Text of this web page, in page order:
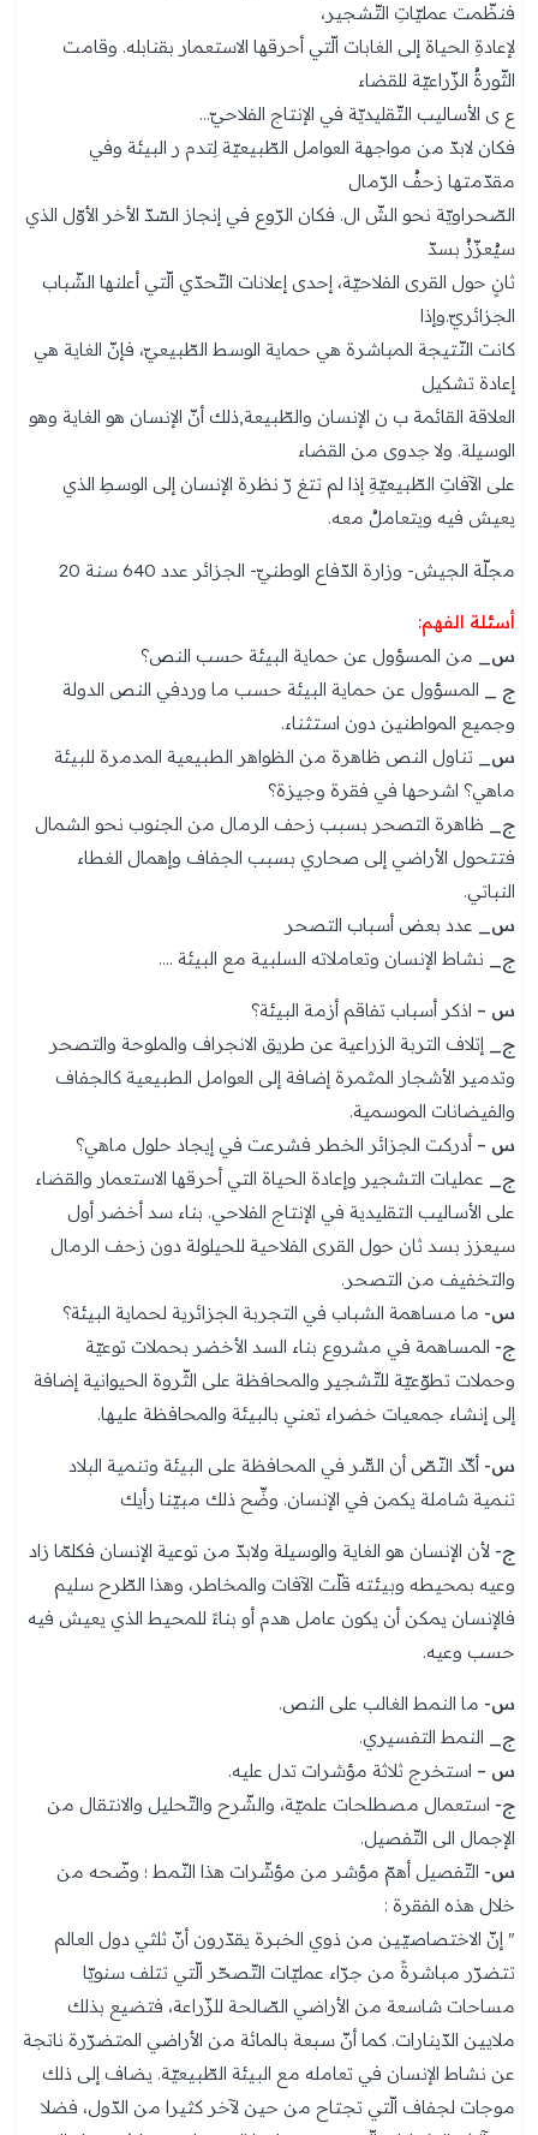
فنظّمت عمليّاتِ التّشجير،
لإعادةِ الحياة إلى الغابات الّتي أحرقها الاستعمار بقنابله. وقامت
الثّورةُ الزّراعيّة للقضاء
ع ى الأساليب التّقليديّة في الإنتاج الفلاحيّ...
فكان لابدّ من مواجهة العوامل الطّبيعيّة لِتدم ر البيئة وفي
مقدّمتها زحفُ الرّمال
الصّحراويّة نحو الشّ ال. فكان الرّوع في إنجاز السّدّ الأخر الأوّل الذي
سيُعزّزُ بسدّ
ثانٍ حول القرى الفلاحيّة، إحدى إعلانات التّحدّي الّتي أعلنها الشّباب
الجزائريّ.وإذا
كانت النّتيجة المباشرة هي حماية الوسط الطّبيعيّ، فإنّ الغاية هي
إعادة تشكيل
العلاقة القائمة ب ن الإنسان والطّبيعة,ذلك أنّ الإنسان هو الغاية وهو
الوسيلة. ولا جدوى من القضاء
على الآفاتِ الطّبيعيّةِ إذا لم تتغ رّ نظرة الإنسان إلى الوسطِ الذي
يعيش فيه ويتعاملُ معه.
مجلّة الجيش- وزارة الدّفاع الوطنيّ- الجزائر عدد 640 سنة 20
أسئلة الفهم:
س_
من المسؤول عن حماية البيئة حسب النص؟
ج _
المسؤول عن حماية البيئة حسب ما وردفي النص الدولة
وجميع المواطنين دون استثناء.
س_
تناول النص ظاهرة من الظواهر الطبيعية المدمرة للبيئة
ماهي؟ اشرحها في فقرة وجيزة؟
ج_
ظاهرة التصحر بسبب زحف الرمال من الجنوب نحو الشمال
فتتحول الأراضي إلى صحاري بسبب الجفاف وإهمال الغطاء
النباتي.
س_
عدد بعض أسباب التصحر
ج_
نشاط الإنسان وتعاملاته السلبية مع البيئة ….
س – اذكر أسباب تفاقم أزمة البيئة؟
ج_
إتلاف التربة الزراعية عن طريق الانجراف والملوحة والتصحر
وتدمير الأشجار المثمرة إضافة إلى العوامل الطبيعية كالجفاف
والفيضانات الموسمية.
س – أدركت الجزائر الخطر فشرعت في إيجاد حلول ماهي؟
ج_
عمليات التشجير وإعادة الحياة التي أحرقها الاستعمار والقضاء
على الأساليب التقليدية في الإنتاج الفلاحي. بناء سد أخضر أول
سيعزز بسد ثان حول القرى الفلاحية للحيلولة دون زحف الرمال
والتخفيف من التصحر.
س- ما مساهمة الشباب في التجربة الجزائرية لحماية البيئة؟
ج- المساهمة في مشروع بناء السد الأخضر بحملات توعيّة
وحملات تطوّعيّة للتّشجير والمحافظة على الثّروة الحيوانية إضافة
إلى إنشاء جمعيات خضراء تعني بالبيئة والمحافظة عليها.
س- أكّد النّصّ أن السّّر في المحافظة على البيئة وتنمية البلاد
تنمية شاملة يكمن في الإنسان. وضِّح ذلك مبيّنا رأيك
ج- لأن الإنسان هو الغاية والوسيلة ولابدّ من توعية الإنسان فكلمّا زاد
وعيه بمحيطه وبيئته قلّت الآفات والمخاطر، وهذا الطّرح سليم
فالإنسان يمكن أن يكون عامل هدم أو بناءً للمحيط الذي يعيش فيه
حسب وعيه.
س- ما النمط الغالب على النص.
ج_
النمط التفسيري.
س – استخرج ثلاثة مؤشرات تدل عليه.
ج- استعمال مصطلحات علميّة، والشّرح والتّحليل والانتقال من
الإجمال الى التّفصيل.
س- التّفصيل أهمّ مؤشر من مؤشّرات هذا النّمط ؛ وضّحه من
خلال هذه الفقرة :
" إنّ الاختصاصيّين من ذوي الخبرة يقدّرون أنّ ثلثي دول العالم
تتضرّر مباشرةً من جرّاء عمليّات التّصحّر الّتي تتلف سنويّا
مساحات شاسعة من الأراضي الصّالحة للزّراعة، فتضيع بذلك
ملايين الدّينارات. كما أنّ سبعة بالمائة من الأراضي المتضرّرة ناتجة
عن نشاط الإنسان في تعامله مع البيئة الطّبيعيّة. يضاف إلى ذلك
موجات لجفاف الّتي تجتاح من حين لآخر كثيرا من الدّول، فضلا